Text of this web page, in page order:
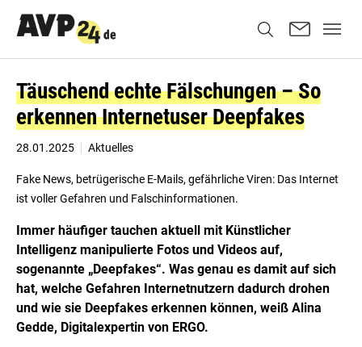
Täuschend echte Fälschungen – So
erkennen Internetuser Deepfakes
28.01.2025 Aktuelles
Fake News, betrügerische E-Mails, gefährliche Viren: Das Internet
ist voller Gefahren und Falschinformationen.
Immer häufiger tauchen aktuell mit Künstlicher
Intelligenz manipulierte Fotos und Videos auf,
sogenannte „Deepfakes“. Was genau es damit auf sich
hat, welche Gefahren Internetnutzern dadurch drohen
und wie sie Deepfakes erkennen können, weiß Alina
Gedde, Digitalexpertin von ERGO.